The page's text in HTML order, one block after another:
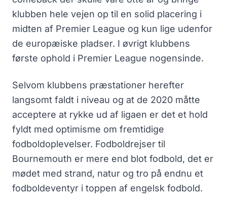
klubben hele vejen op til en solid placering i
midten af Premier League og kun lige udenfor
de europæiske pladser. I øvrigt klubbens
første ophold i Premier League nogensinde.
Selvom klubbens præstationer herefter
langsomt faldt i niveau og at de 2020 måtte
acceptere at rykke ud af ligaen er det et hold
fyldt med optimisme om fremtidige
fodboldoplevelser. Fodboldrejser til
Bournemouth er mere end blot fodbold, det er
mødet med strand, natur og tro på endnu et
fodboldeventyr i toppen af engelsk fodbold.